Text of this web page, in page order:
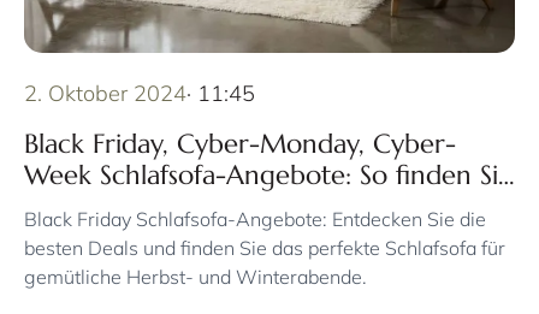
2. Oktober 2024· 11:45
Black Friday, Cyber-Monday, Cyber-
Week Schlafsofa-Angebote: So finden Sie
am Black Friday das perfekte Schlafsofa
zum günstigen Preis
Black Friday Schlafsofa-Angebote: Entdecken Sie die
besten Deals und finden Sie das perfekte Schlafsofa für
gemütliche Herbst- und Winterabende.